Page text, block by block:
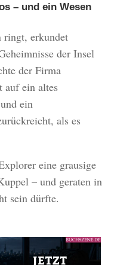
– und ein Wesen
ringt, erkundet
der Insel
der Firma
auf ein altes
ein
als es
eine grausige
– und geraten in
sein dürfte.